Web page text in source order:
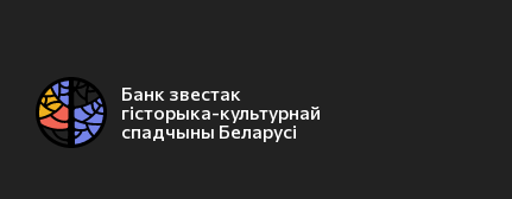
Банк звестак
гісторыка-культурнай
спадчыны Беларусі